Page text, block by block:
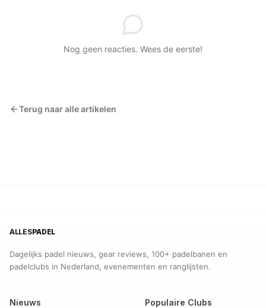
Nog geen reacties. Wees de eerste!
Terug naar alle artikelen
ALLESPADEL
Dagelijks padel nieuws, gear reviews, 100+ padelbanen en
padelclubs in Nederland, evenementen en ranglijsten.
Nieuws Populaire Clubs